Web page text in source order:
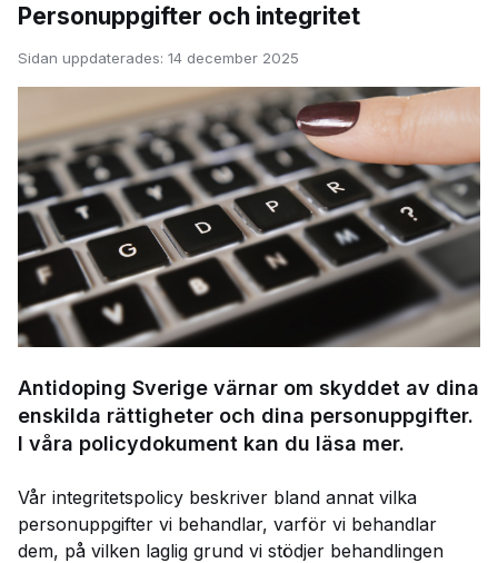
Personuppgifter och integritet
Sidan uppdaterades: 14 december 2025
Antidoping Sverige värnar om skyddet av dina
enskilda rättigheter och dina personuppgifter.
I våra policydokument kan du läsa mer.
Vår integritetspolicy beskriver bland annat vilka
personuppgifter vi behandlar, varför vi behandlar
dem, på vilken laglig grund vi stödjer behandlingen